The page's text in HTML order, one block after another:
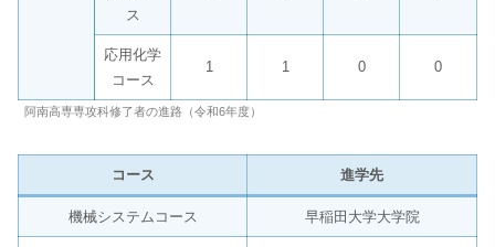
ス
応用化学
コース
1 1 0 0
阿南高専専攻科修了者の進路（令和6年度）
コース 進学先
機械システムコース 早稲田大学大学院